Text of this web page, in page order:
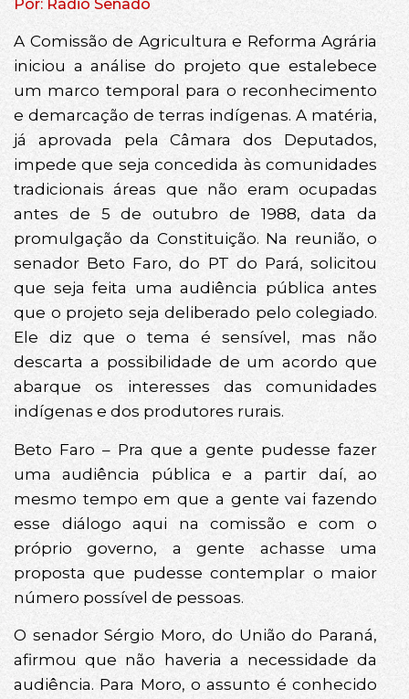
Por: Rádio Senado
A Comissão de Agricultura e Reforma Agrária
iniciou a análise do projeto que estalebece
um marco temporal para o reconhecimento
e demarcação de terras indígenas. A matéria,
já aprovada pela Câmara dos Deputados,
impede que seja concedida às comunidades
tradicionais áreas que não eram ocupadas
antes de 5 de outubro de 1988, data da
promulgação da Constituição. Na reunião, o
senador Beto Faro, do PT do Pará, solicitou
que seja feita uma audiência pública antes
que o projeto seja deliberado pelo colegiado.
Ele diz que o tema é sensível, mas não
descarta a possibilidade de um acordo que
abarque os interesses das comunidades
indígenas e dos produtores rurais.
Beto Faro – Pra que a gente pudesse fazer
uma audiência pública e a partir daí, ao
mesmo tempo em que a gente vai fazendo
esse diálogo aqui na comissão e com o
próprio governo, a gente achasse uma
proposta que pudesse contemplar o maior
número possível de pessoas.
O senador Sérgio Moro, do União do Paraná,
afirmou que não haveria a necessidade da
audiência. Para Moro, o assunto é conhecido